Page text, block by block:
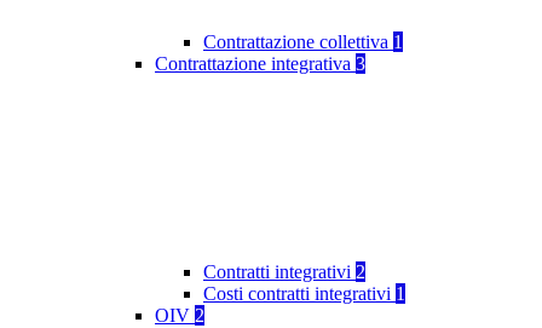
Contrattazione collettiva 1
Contrattazione integrativa 3
Contratti integrativi 2
Costi contratti integrativi 1
OIV 2